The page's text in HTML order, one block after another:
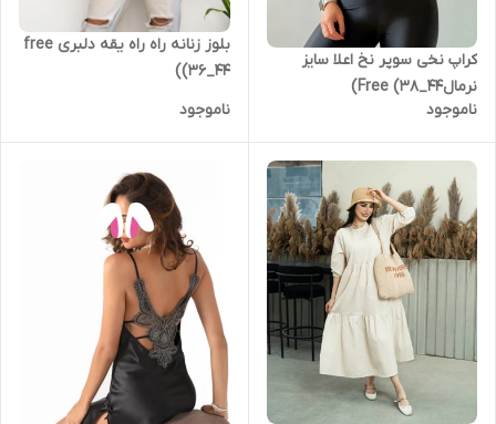
کراپ نخی سوپر نخ اعلا سایز
نرمالFree (38_44)
ناموجود
بلوز زنانه راه راه یقه دلبری free
(36_44)
ناموجود